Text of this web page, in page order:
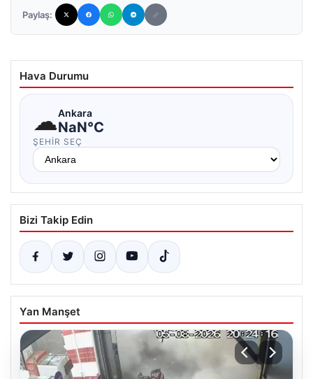
Paylaş:
Hava Durumu
☁Ankara
NaN°C
ŞEHIR SEÇ
Bizi Takip Edin
Yan Manşet